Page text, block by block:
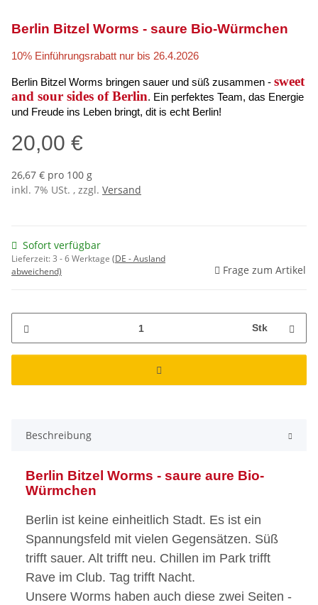
Berlin Bitzel Worms - saure Bio-Würmchen
10% Einführungsrabatt nur bis 26.4.2026
Berlin Bitzel Worms bringen sauer und süß zusammen - sweet
and sour sides of Berlin. Ein perfektes Team, das Energie
und Freude ins Leben bringt, dit is echt Berlin!
20,00 €
26,67 € pro 100 g
inkl. 7% USt. , zzgl. Versand
Sofort verfügbar
Lieferzeit:3 - 6 Werktage (DE - Ausland
abweichend)
Frage zum Artikel
Stk
Beschreibung
Berlin Bitzel Worms - saure aure Bio-
Würmchen
Berlin ist keine einheitlich Stadt. Es ist ein
Spannungsfeld mit vielen Gegensätzen. Süß
trifft sauer. Alt trifft neu. Chillen im Park trifft
Rave im Club. Tag trifft Nacht.
Unsere Worms haben auch diese zwei Seiten -